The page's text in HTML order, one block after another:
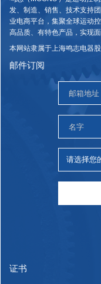
发、制造、销售、技术支持
业电商平台，集聚全球运动
高品质、有特色产品，实现
本网站隶属于上海鸣志电器
邮件订阅
证书